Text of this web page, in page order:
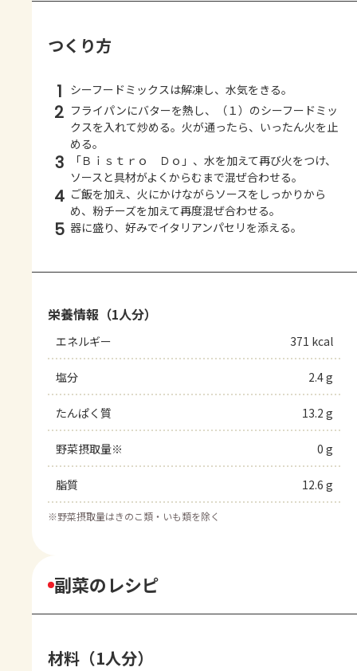
つくり方
1 シーフードミックスは解凍し、水気をきる。
2 フライパンにバターを熱し、（１）のシーフードミッ
クスを入れて炒める。火が通ったら、いったん火を止
める。
3
「Ｂｉｓｔｒｏ Ｄｏ」、水を加えて再び火をつけ、
ソースと具材がよくからむまで混ぜ合わせる。
4 ご飯を加え、火にかけながらソースをしっかりから
め、粉チーズを加えて再度混ぜ合わせる。
5 器に盛り、好みでイタリアンパセリを添える。
栄養情報（1人分）
エネルギー 371 kcal
塩分 2.4 g
たんぱく質 13.2 g
野菜摂取量※ 0 g
脂質 12.6 g
※野菜摂取量はきのこ類・いも類を除く
副菜のレシピ
材料（1人分）